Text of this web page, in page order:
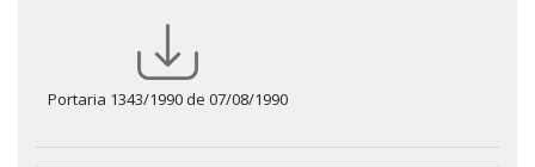
Portaria 1343/1990 de 07/08/1990